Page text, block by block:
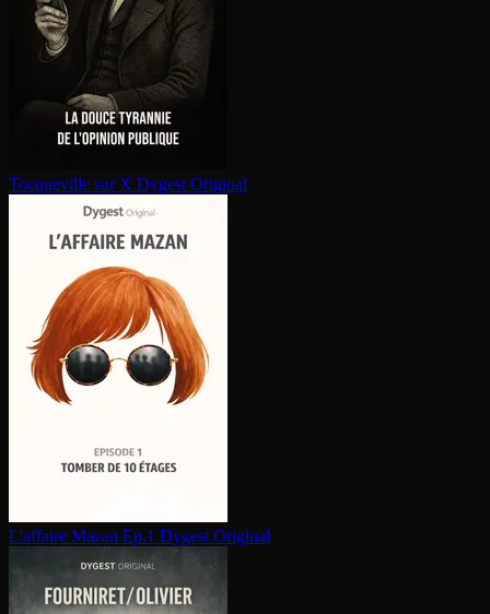
Tocqueville sur X Dygest Original
L'affaire Mazan Ep.1 Dygest Original